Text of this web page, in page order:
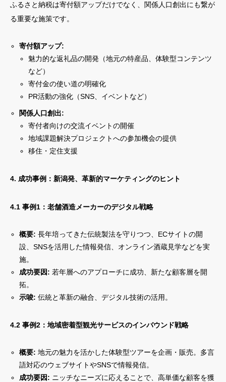
ふるさと納税は寄付額アップだけでなく、関係人口創出にも繋が
る重要な施策です。
寄付額アップ:
魅力的な返礼品の開発（地元の特産品、体験型コンテンツ
など）
寄付金の使い道の明確化
PR活動の強化（SNS、イベントなど）
関係人口創出:
寄付者向けの交流イベントの開催
地域課題解決プロジェクトへの参加機会の提供
移住・定住支援
4. 成功事例：新潟発、革新的マーケティングのヒント
4.1 事例1：老舗酒造メーカーのデジタル戦略
概要: 長年培ってきた伝統製法を守りつつ、ECサイトの開
設、SNSを活用した情報発信、オンライン酒蔵見学などを実
施。
成功要因: 若年層へのアプローチに成功、新たな顧客層を開
拓。
示唆: 伝統と革新の融合、デジタル技術の活用。
4.2 事例2：地域密着型観光サービスのインバウンド戦略
概要: 地元の魅力を活かした体験型ツアーを企画・販売。多言
語対応のウェブサイトやSNSで情報発信。
成功要因: ニッチなニーズに応えることで、高単価な顧客を獲